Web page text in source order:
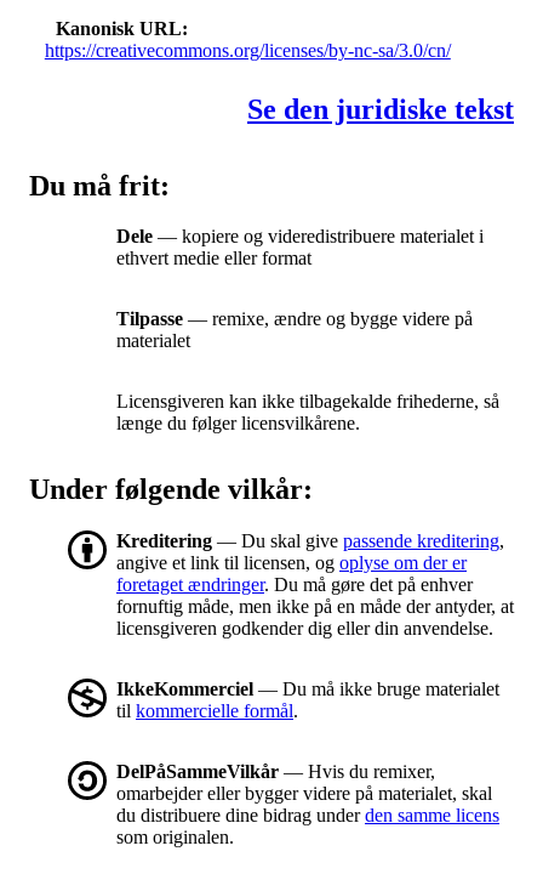
Kanonisk URL
https://creativecommons.org/licenses/by-nc-sa/3.0/cn/
Se den juridiske tekst
Du må frit:
Dele — kopiere og videredistribuere materialet i
ethvert medie eller format
Tilpasse — remixe, ændre og bygge videre på
materialet
Licensgiveren kan ikke tilbagekalde frihederne, så
længe du følger licensvilkårene.
Under følgende vilkår:
Kreditering — Du skal give passende kreditering,
angive et link til licensen, og oplyse om der er
foretaget ændringer. Du må gøre det på enhver
fornuftig måde, men ikke på en måde der antyder, at
licensgiveren godkender dig eller din anvendelse.
IkkeKommerciel — Du må ikke bruge materialet
til kommercielle formål.
DelPåSammeVilkår — Hvis du remixer,
omarbejder eller bygger videre på materialet, skal
du distribuere dine bidrag underden samme licens
som originalen.